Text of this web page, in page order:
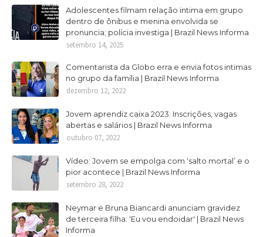
Adolescentes filmam relação intima em grupo
dentro de ônibus e menina envolvida se
pronuncia; polícia investiga | Brazil News Informa
setembro 14, 2025
Comentarista da Globo erra e envia fotos intimas
no grupo da família | Brazil News Informa
dezembro 12, 2022
Jovem aprendiz caixa 2023: Inscrições, vagas
abertas e salários | Brazil News Informa
outubro 07, 2022
Vídeo: Jovem se empolga com ‘salto mortal’ e o
pior acontece | Brazil News Informa
setembro 28, 2022
Neymar e Bruna Biancardi anunciam gravidez
de terceira filha: 'Eu vou endoidar' | Brazil News
Informa